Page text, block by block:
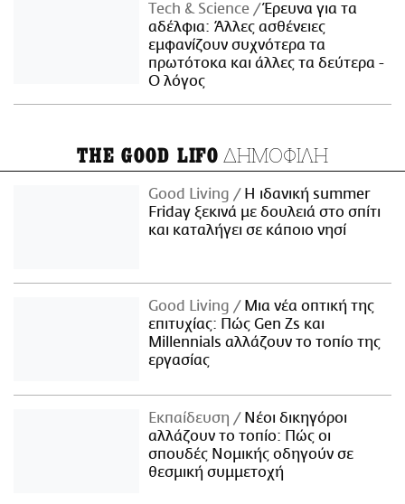
Τech & Science
Έρευνα για τα
αδέλφια: Άλλες ασθένειες
εμφανίζουν συχνότερα τα
πρωτότοκα και άλλες τα δεύτερα -
Ο λόγος
THE GOOD LIFO ΔΗΜΟΦΙΛΗ
Good Living
Η ιδανική summer
Friday ξεκινά με δουλειά στο σπίτι
και καταλήγει σε κάποιο νησί
Good Living
Μια νέα οπτική της
επιτυχίας: Πώς Gen Zs και
Millennials αλλάζουν το τοπίο της
εργασίας
Εκπαίδευση
Νέοι δικηγόροι
αλλάζουν το τοπίο: Πώς οι
σπουδές Νομικής οδηγούν σε
θεσμική συμμετοχή